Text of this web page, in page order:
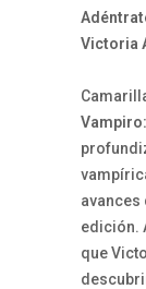
Victoria
avances
edición.
que